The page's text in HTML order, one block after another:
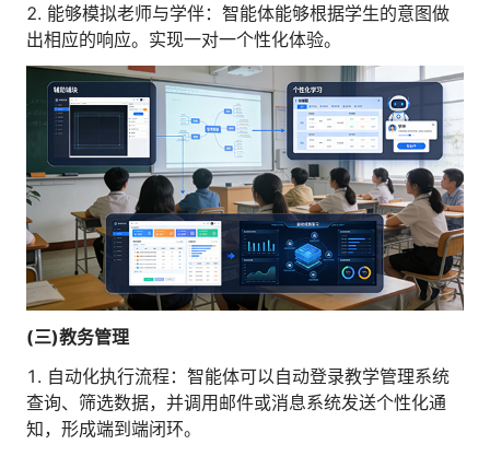
2. 能够模拟老师与学伴：智能体能够根据学生的意图做
出相应的响应。实现一对一个性化体验。
(三)教务管理
1. 自动化执行流程：智能体可以自动登录教学管理系统
查询、筛选数据，并调用邮件或消息系统发送个性化通
知，形成端到端闭环。